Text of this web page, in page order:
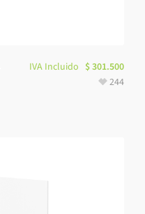
IVA Incluido $301.500
244